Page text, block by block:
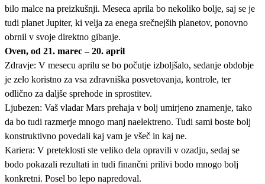
bilo malce na preizkušnji. Meseca aprila bo nekoliko bolje, saj se je
tudi planet Jupiter, ki velja za enega srečnejših planetov, ponovno
obrnil v svoje direktno gibanje.
Oven, od 21. marec – 20. april
Zdravje: V mesecu aprilu se bo počutje izboljšalo, sedanje obdobje
je zelo koristno za vsa zdravniška posvetovanja, kontrole, ter
odlično za daljše sprehode in sprostitev.
Ljubezen: Vaš vladar Mars prehaja v bolj umirjeno znamenje, tako
da bo tudi razmerje mnogo manj naelektreno. Tudi sami boste bolj
konstruktivno povedali kaj vam je všeč in kaj ne.
Kariera: V preteklosti ste veliko dela opravili v ozadju, sedaj se
bodo pokazali rezultati in tudi finančni prilivi bodo mnogo bolj
konkretni. Posel bo lepo napredoval.